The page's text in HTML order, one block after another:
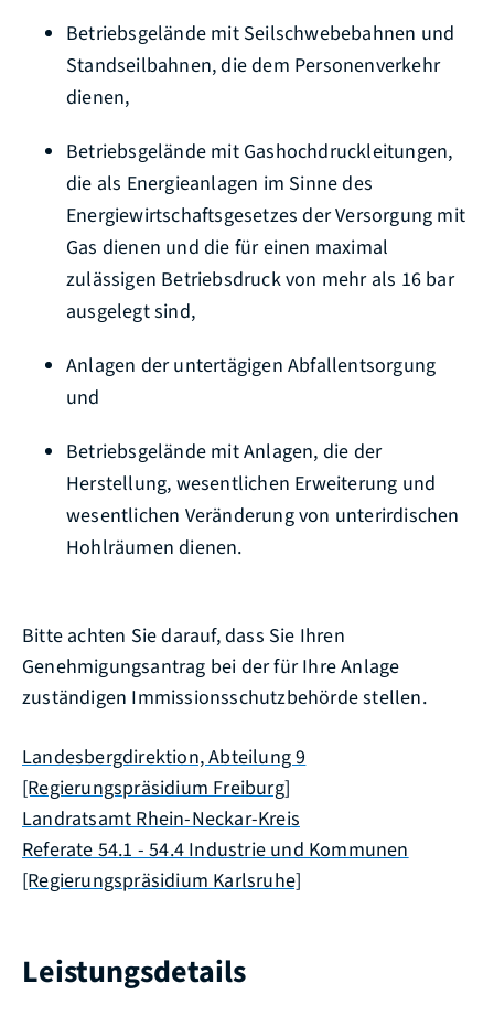
Betriebsgelände mit Seilschwebebahnen und
Standseilbahnen, die dem Personenverkehr
dienen,
Betriebsgelände mit Gashochdruckleitungen,
die als Energieanlagen im Sinne des
Energiewirtschaftsgesetzes der Versorgung mit
Gas dienen und die für einen maximal
zulässigen Betriebsdruck von mehr als 16 bar
ausgelegt sind,
Anlagen der untertägigen Abfallentsorgung
und
Betriebsgelände mit Anlagen, die der
Herstellung, wesentlichen Erweiterung und
wesentlichen Veränderung von unterirdischen
Hohlräumen dienen.
Bitte achten Sie darauf, dass Sie Ihren
Genehmigungsantrag bei der für Ihre Anlage
zuständigen Immissionsschutzbehörde stellen.
Landesbergdirektion, Abteilung 9
[Regierungspräsidium Freiburg]
Landratsamt Rhein-Neckar-Kreis
Referate 54.1 - 54.4 Industrie und Kommunen
[Regierungspräsidium Karlsruhe]
Leistungsdetails